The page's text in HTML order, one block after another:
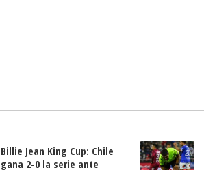
Billie Jean King Cup: Chile
gana 2-0 la serie ante